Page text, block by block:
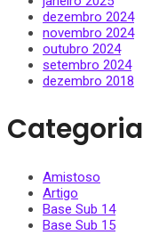
dezembro 2024
novembro 2024
outubro 2024
setembro 2024
dezembro 2018
Amistoso
Artigo
Base Sub 14
Base Sub 15